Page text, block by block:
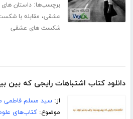
برچسب‌ها:داستان
عشقی، مقابله با
شکست های عشقی
دانلود کتاب اشتباهات رایجی که بین
از:سید مسلم فاطمی
موضوع:کتاب‌های